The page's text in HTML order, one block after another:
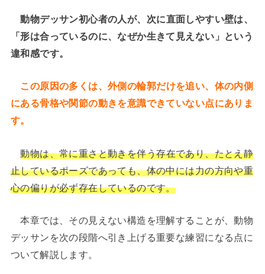
動物デッサン初心者の人が、次に直面しやすい壁は、
「形は合っているのに、なぜか生きて見えない」という
違和感です。
この原因の多くは、外側の輪郭だけを追い、体の内側
にある骨格や関節の動きを意識できていない点にありま
す。
動物は、常に重さと動きを伴う存在であり、たとえ静
止しているポーズであっても、体の中には力の方向や重
心の偏りが必ず存在しているのです。
本章では、その見えない構造を理解することが、動物
デッサンを次の段階へ引き上げる重要な練習になる点に
ついて解説します。